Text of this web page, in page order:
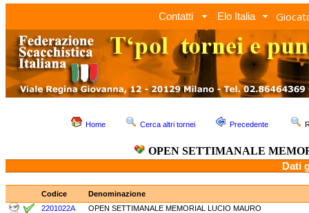
Contatti Elo Italia
Home Cerca altri tornei Precedente
OPEN SETTIMANALE
Dati
Codice
Denominazione
2201022A
OPEN SETTIMANALE MEMORIAL LUCIO MAURO